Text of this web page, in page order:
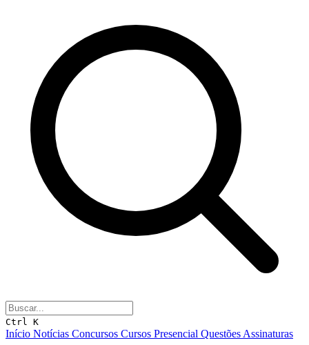
Ctrl K
Início Notícias Concursos Cursos Presencial Questões Assinaturas